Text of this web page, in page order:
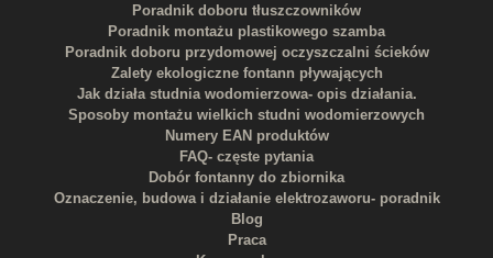
Poradnik doboru tłuszczowników
Poradnik montażu plastikowego szamba
Poradnik doboru przydomowej oczyszczalni ścieków
Zalety ekologiczne fontann pływających
Jak działa studnia wodomierzowa- opis działania.
Sposoby montażu wielkich studni wodomierzowych
Numery EAN produktów
FAQ- częste pytania
Dobór fontanny do zbiornika
Oznaczenie, budowa i działanie elektrozaworu- poradnik
Blog
Praca